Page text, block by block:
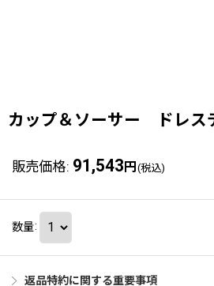
カップ＆ソーサー ドレス
販売価格: 91,543 円 (税込)
数量:
返品特約に関する重要事項